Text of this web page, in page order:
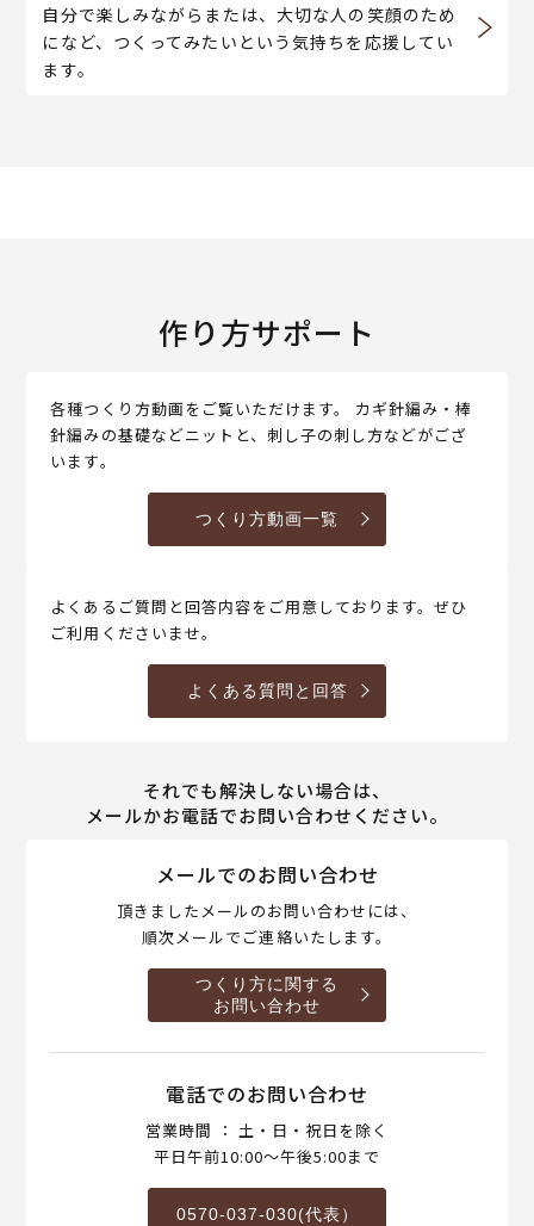
自分で楽しみながらまたは、大切な人の笑顔のため
になど、つくってみたいという気持ちを応援してい
ます。
作り方サポート
各種つくり方動画をご覧いただけます。 カギ針編み・棒
針編みの基礎などニットと、刺し子の刺し方などがござ
います。
つくり方動画一覧
よくあるご質問と回答内容をご用意しております。ぜひ
ご利用くださいませ。
よくある質問と回答
それでも解決しない場合は、
メールかお電話でお問い合わせください。
メールでのお問い合わせ
頂きましたメールのお問い合わせには、
順次メールでご連絡いたします。
つくり方に関する
お問い合わせ
電話でのお問い合わせ
営業時間 ： 土・日・祝日を除く
平日午前10:00～午後5:00まで
0570-037-030(代表）